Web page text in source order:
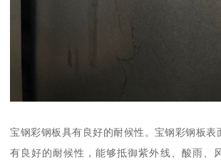
宝钢彩钢板具有良好的耐候性。宝钢彩钢板表
有良好的耐候性，能够抵御紫外线、酸雨、